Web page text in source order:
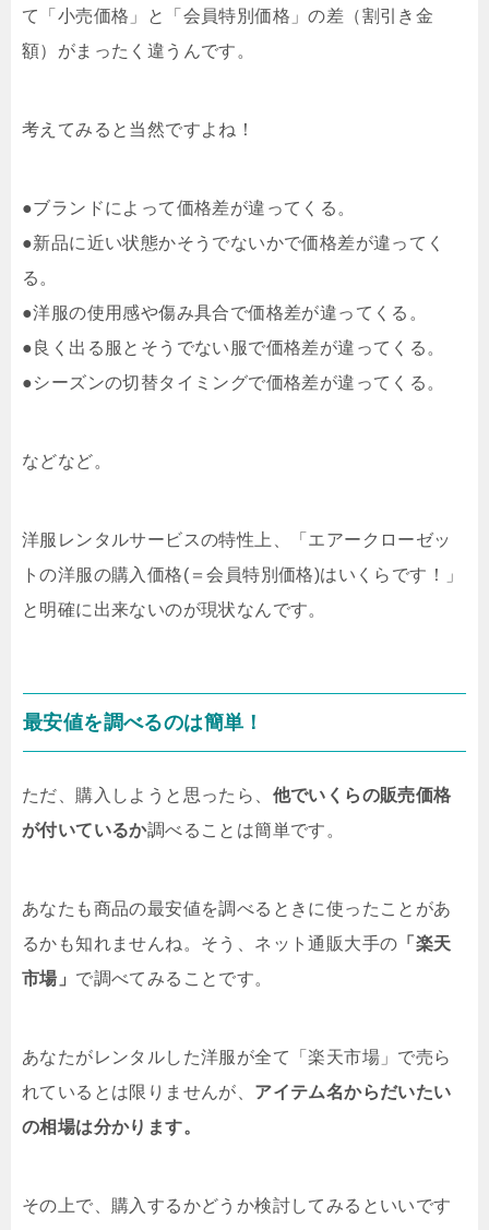
て「小売価格」と「会員特別価格」の差（割引き金
額）がまったく違うんです。
考えてみると当然ですよね！
●ブランドによって価格差が違ってくる。
●新品に近い状態かそうでないかで価格差が違ってく
る。
●洋服の使用感や傷み具合で価格差が違ってくる。
●良く出る服とそうでない服で価格差が違ってくる。
●シーズンの切替タイミングで価格差が違ってくる。
などなど。
洋服レンタルサービスの特性上、「エアークローゼッ
トの洋服の購入価格(＝会員特別価格)はいくらです！」
と明確に出来ないのが現状なんです。
最安値を調べるのは簡単！
ただ、購入しようと思ったら、 他でいくらの販売価格
が付いているか調べることは簡単です。
あなたも商品の最安値を調べるときに使ったことがあ
るかも知れませんね。そう、ネット通販大手の 「楽天
市場」 で調べてみることです。
あなたがレンタルした洋服が全て「楽天市場」で売ら
れているとは限りませんが、 アイテム名からだいたい
の相場は分かります。
その上で、購入するかどうか検討してみるといいです